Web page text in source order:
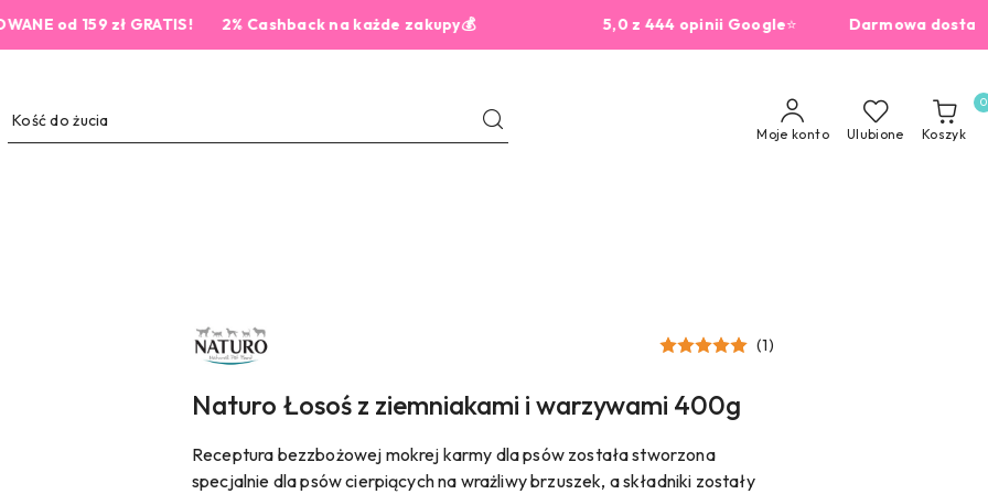
159 zł GRATIS! 2% Cashback na każde zakupy💰 5,0 z 444 opinii Google⭐Darmowa dostawa od
Moje konto Ulubione Koszyk
0
NAZWA
PRODUCENTA:
NATURO
(1)
Naturo Łosoś z ziemniakami i warzywami 400g
Receptura bezzbożowej mokrej karmy dla psów została stworzona
specjalnie dla psów cierpiących na wrażliwy brzuszek, a składniki zostały